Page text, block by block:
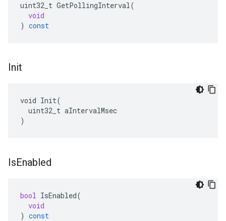
uint32_t GetPollingInterval(
void
) const
Init
void Init(
  uint32_t aIntervalMsec
)
IsEnabled
bool IsEnabled(
void
) const